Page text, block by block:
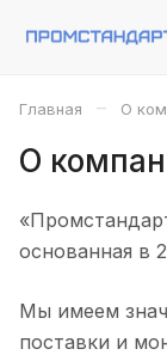
Главная – О
О
основанная в
Мы имеем
поставки и